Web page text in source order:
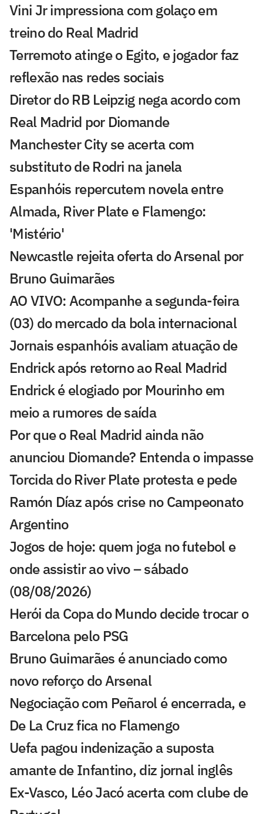
Vini Jr impressiona com golaço em
treino do Real Madrid
Terremoto atinge o Egito, e jogador faz
reflexão nas redes sociais
Diretor do RB Leipzig nega acordo com
Real Madrid por Diomande
Manchester City se acerta com
substituto de Rodri na janela
Espanhóis repercutem novela entre
Almada, River Plate e Flamengo:
'Mistério'
Newcastle rejeita oferta do Arsenal por
Bruno Guimarães
AO VIVO: Acompanhe a segunda-feira
(03) do mercado da bola internacional
Jornais espanhóis avaliam atuação de
Endrick após retorno ao Real Madrid
Endrick é elogiado por Mourinho em
meio a rumores de saída
Por que o Real Madrid ainda não
anunciou Diomande? Entenda o impasse
Torcida do River Plate protesta e pede
Ramón Díaz após crise no Campeonato
Argentino
Jogos de hoje: quem joga no futebol e
onde assistir ao vivo – sábado
(08/08/2026)
Herói da Copa do Mundo decide trocar o
Barcelona pelo PSG
Bruno Guimarães é anunciado como
novo reforço do Arsenal
Negociação com Peñarol é encerrada, e
De La Cruz fica no Flamengo
Uefa pagou indenização a suposta
amante de Infantino, diz jornal inglês
Ex-Vasco, Léo Jacó acerta com clube de